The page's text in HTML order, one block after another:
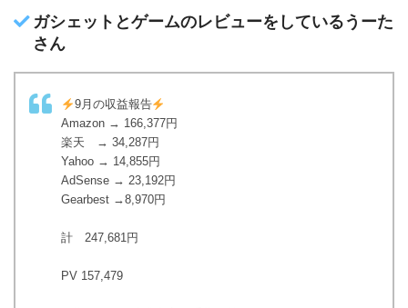
ガシェットとゲームのレビューをしているうーた
さん
9月の収益報告
Amazon → 166,377円
楽天 → 34,287円
Yahoo → 14,855円
AdSense → 23,192円
Gearbest →8,970円
計 247,681円
PV 157,479